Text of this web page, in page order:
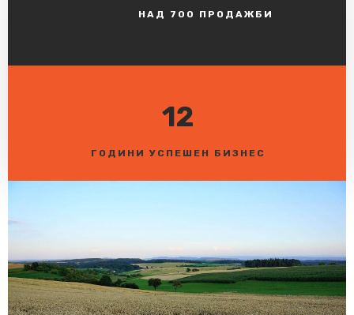
НАД 700 ПРОДАЖБИ
12
ГОДИНИ УСПЕШЕН БИЗНЕС